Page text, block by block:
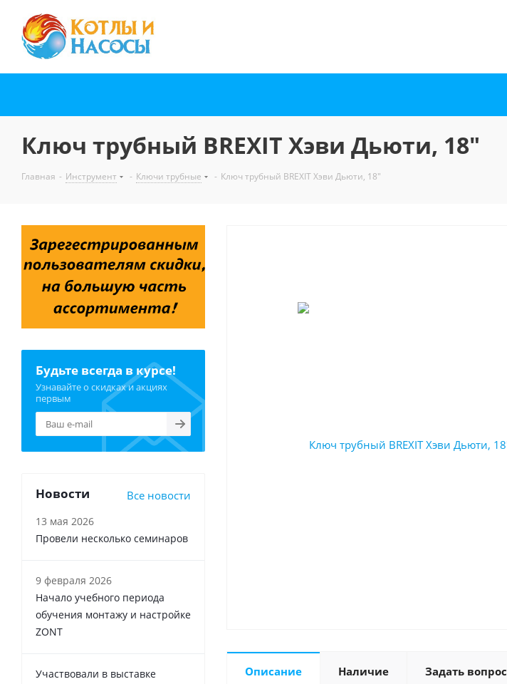
Ключ трубный BREXIT Хэви Дьюти, 18"
Главная - Инструмент - Ключи трубные - Ключ трубный BREXIT Хэви Дьюти, 18"
Описание Наличие Задать вопрос
Будьте всегда в курсе!
Узнавайте о скидках и акциях
первым
Новости Все новости
13 мая 2026
Провели несколько семинаров
9 февраля 2026
Начало учебного периода
обучения монтажу и настройке
ZONT
Участвовали в выставке